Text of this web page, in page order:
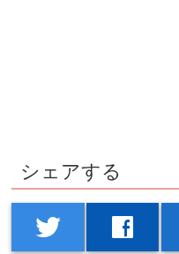
シェアする
twitter facebook